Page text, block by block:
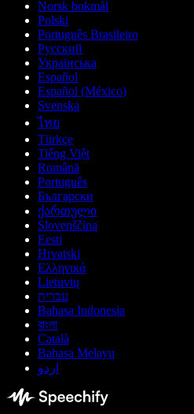
Norsk bokmål
Polski
Português Brasileiro
Русский
Українська
Español
Español (México)
Svenska
ไทย
Türkçe
Tiếng Việt
Română
Português
Български
ქართული
Slovenščina
Eesti
Hrvatski
Ελληνικά
Lietuvių
עברית
Bahasa Indonesia
বাংলা
Català
Bahasa Melayu
اردو